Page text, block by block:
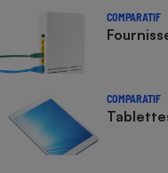
COMPARATIF
COMPARATIF